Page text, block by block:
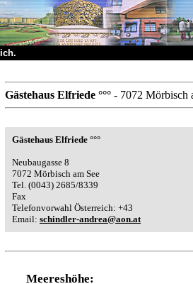
Gästehaus Elfriede °°° - 7072 Mörbisch
Gästehaus Elfriede °°°
Neubaugasse 8
7072 Mörbisch am See
Tel. (0043) 2685/8339
Fax
Telefonvorwahl Österreich: +43
Email: schindler-andrea@aon.at
Meereshöhe: